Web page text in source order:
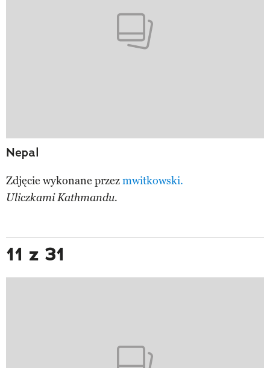
Nepal
Zdjęcie wykonane przezmwitkowski.
Uliczkami Kathmandu.
11 z 31